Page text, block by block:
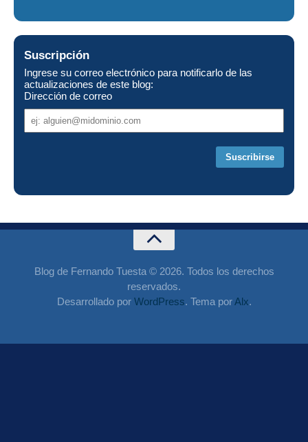
Suscripción
Ingrese su correo electrónico para notificarlo de las
actualizaciones de este blog:
Dirección de correo
de
Blog de Fernando Tuesta © 2026. Todos los derechos
reservados.
Desarrollado por WordPress. Tema porAlx.